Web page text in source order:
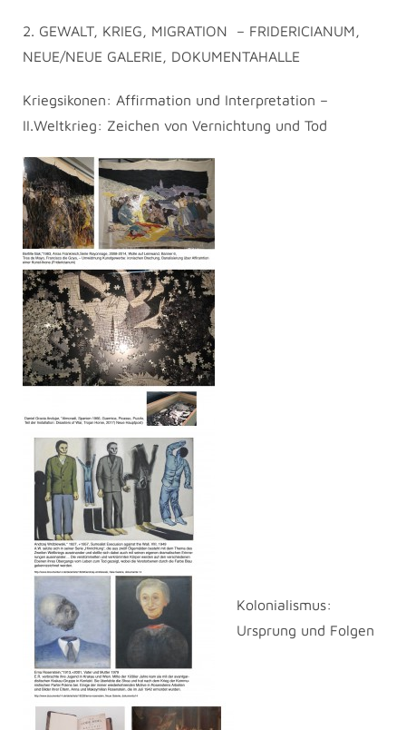
2. GEWALT, KRIEG, MIGRATION – FRIDERICIANUM,
NEUE/NEUE GALERIE, DOKUMENTAHALLE
Kriegsikonen: Affirmation und Interpretation –
II.Weltkrieg: Zeichen von Vernichtung und Tod
Kolonialismus:
Ursprung und Folgen